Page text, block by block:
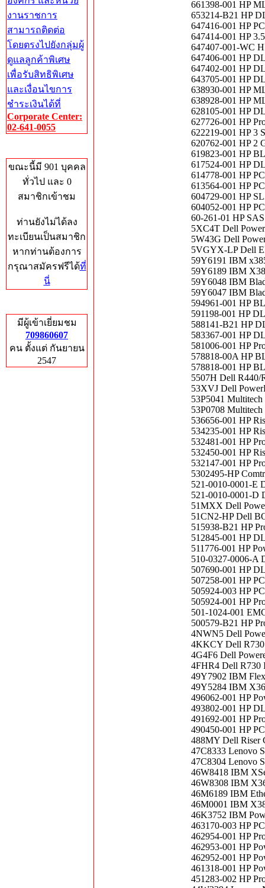
งานราชการ
สามารถติดต่อ
โดยตรงไปยังกลุ่มผู้
ดูแลลูกค้าพิเศษ
เพื่อรับสิทธิพิเศษ
และเงื่อนไขการ
ชำระเงินได้ที่
Corporate Center:
02-641-0055
ขณะนี้มี 901 บุคคล
ทั่วไป และ 0
สมาชิกเข้าชม
ท่านยังไม่ได้ลง
ทะเบียนเป็นสมาชิก
หากท่านต้องการ
กรุณาสมัครฟรีได้ที่
นี่
มีผู้เข้าเยี่ยมชม
709860607
คน ตั้งแต่ กันยายน
2547
661398-001 HP
653214-B21 HP
647416-001 HP
647414-001 HP
647407-001-WC
647406-001 HP
647402-001 HP
643705-001 HP
638930-001 HP
638928-001 HP
628105-001 HP
627726-001 HP
622219-001 HP 3
620762-001 HP 2
619823-001 HP
617524-001 HP
614778-001 HP
613564-001 HP
604729-001 HP
604052-001 HP
60-261-01 HP
5XC4T Dell
5W43G Dell
5VGYX-LP Dell
59Y6191 IBM
59Y6189 IBM
59Y6048 IBM
59Y6047 IBM
594961-001 HP
591198-001 HP
588141-B21 HP
583367-001 HP
581006-001 HP
578818-00A HP
578818-001 HP
5507H Dell R440/
53XVJ Dell
53P5041
53P0708
536656-001 HP
534235-001 HP
532481-001 HP
532450-001 HP
532147-001 HP
5302495-HP
521-0010-0001-E
521-0010-0001-
51MXX Dell
51CN2-HP Dell
515938-B21 HP
512845-001 HP
511776-001 HP
510-0327-0006-A
507690-001 HP
507258-001 HP
505924-003 HP
505924-001 HP
501-1024-001
500579-B21 HP
4NWN5 Dell
4KKCY Dell R730
4G4F6 Dell
4FHR4 Dell R730
49Y7902 IBM
49Y5284 IBM
496062-001 HP
493802-001 HP
491692-001 HP
490450-001 HP
488MY Dell Riser
47C8333 Lenovo
47C8304 Lenovo
46W8418 IBM
46W8308 IBM
46M6189 IBM
46M0001 IBM
46K3752 IBM
463170-003 HP
462954-001 HP
462953-001 HP
462952-001 HP
461318-001 HP
451283-002 HP